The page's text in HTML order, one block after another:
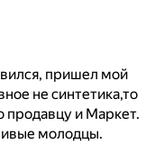
пришел мой
не синтетика,то
продавцу и Маркет.
молодцы.